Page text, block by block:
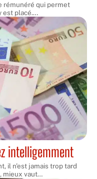
rémunéré qui permet
est placé.…
intelligemment
il n'est jamais trop tard
mieux vaut…